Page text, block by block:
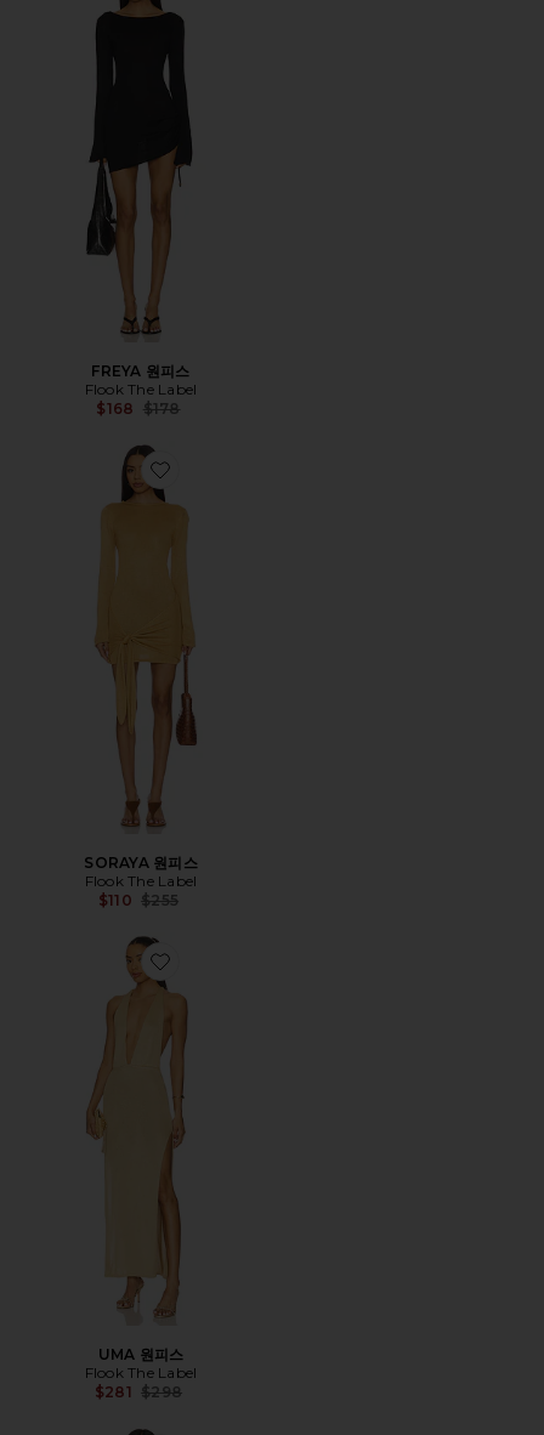
FREYA 원피스
Flook The Label
$168 Previous price:
$178
Favorite SORAYA 원피스
SORAYA 원피스
Flook The Label
$110 Previous price:
$255
Favorite UMA 원피스
UMA 원피스
Flook The Label
$281 Previous price:
$298